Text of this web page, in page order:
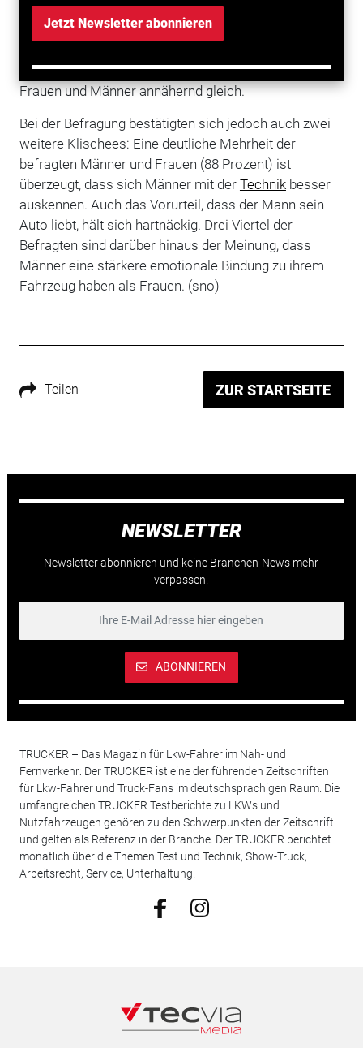
Jetzt Newsletter abonnieren
Straßenverkehr rücksichtsvoller sind als Frauen. Eine
große Mehrheit von 71 Prozent hingegen meint, dass
verhalten. Zu all diesen Aspekten äußerten sich
Frauen und Männer annähernd gleich.
Bei der Befragung bestätigten sich jedoch auch zwei
weitere Klischees: Eine deutliche Mehrheit der
befragten Männer und Frauen (88 Prozent) ist
überzeugt, dass sich Männer mit der Technikbesser
auskennen. Auch das Vorurteil, dass der Mann sein
Auto liebt, hält sich hartnäckig. Drei Viertel der
Befragten sind darüber hinaus der Meinung, dass
Männer eine stärkere emotionale Bindung zu ihrem
Fahrzeug haben als Frauen. (sno)
Teilen ZUR STARTSEITE
NEWSLETTER
Newsletter abonnieren und keine Branchen-News mehr
verpassen.
ABONNIEREN
TRUCKER – Das Magazin für Lkw-Fahrer im Nah- und
Fernverkehr: Der TRUCKER ist eine der führenden Zeitschriften
für Lkw-Fahrer und Truck-Fans im deutschsprachigen Raum. Die
umfangreichen TRUCKER Testberichte zu LKWs und
Nutzfahrzeugen gehören zu den Schwerpunkten der Zeitschrift
und gelten als Referenz in der Branche. Der TRUCKER berichtet
monatlich über die Themen Test und Technik, Show-Truck,
Arbeitsrecht, Service, Unterhaltung.